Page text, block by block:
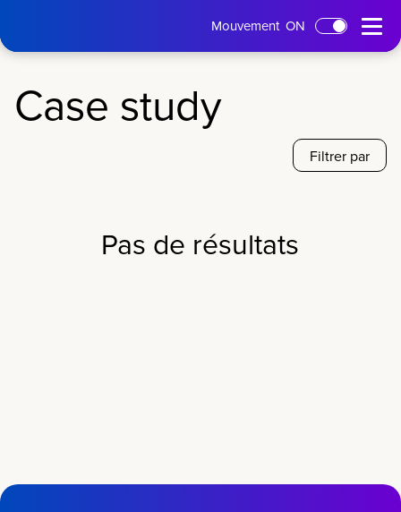
Menu
ouvert
Mouvement ON
Case study
Filtrer par
Pas de résultats